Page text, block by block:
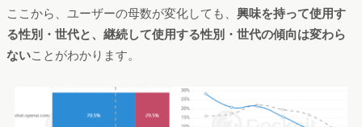
ここから、ユーザーの母数が変化しても、 興味を持って使用す
る性別・世代と、継続して使用する性別・世代の傾向は変わら
ないことがわかります。